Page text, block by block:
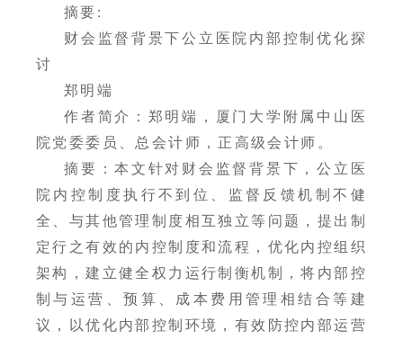
摘要:
财会监督背景下公立医院内部控制优化探
讨
郑明端
作者简介：郑明端，厦门大学附属中山医
院党委委员、总会计师，正高级会计师。
摘要：本文针对财会监督背景下，公立医
院内控制度执行不到位、监督反馈机制不健
全、与其他管理制度相互独立等问题，提出制
定行之有效的内控制度和流程，优化内控组织
架构，建立健全权力运行制衡机制，将内部控
制与运营、预算、成本费用管理相结合等建
议，以优化内部控制环境，有效防控内部运营